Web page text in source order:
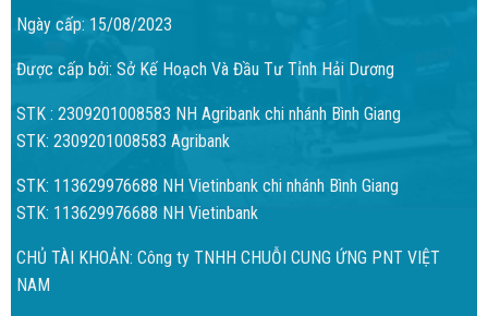
Ngày cấp: 15/08/2023
Được cấp bởi: Sở Kế Hoạch Và Đầu Tư Tỉnh Hải Dương
STK : 2309201008583 NH Agribank chi nhánh Bình Giang
STK: 2309201008583 Agribank
STK: 113629976688 NH Vietinbank chi nhánh Bình Giang
STK: 113629976688 NH Vietinbank
CHỦ TÀI KHOẢN: Công ty TNHH CHUỖI CUNG ỨNG PNT VIỆT
NAM